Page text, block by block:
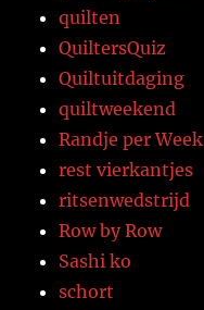
quilten
QuiltersQuiz
Quiltuitdaging
quiltweekend
Randje per Week
rest vierkantjes
ritsenwedstrijd
Row by Row
Sashi ko
schort